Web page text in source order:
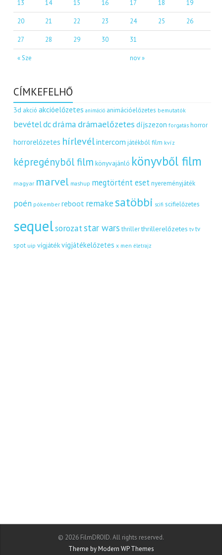
« Sze nov »
13 14 15 16 17 18 19
20 21 22 23 24 25 26
27 28 29 30 31
CÍMKEFELHŐ
3d akció akcióelőzetes animáció animációelőzetes bemutatók
bevételdcdráma drámaelőzetes díjszezon forgatás horror
horrorelőzetes hírlevélintercom játékból film kvíz
képregényből film könyvajánló könyvből film
magyar marvel mashup megtörtént eset nyereményjáték
poén pókember reboot remakesatöbbi scifi scifielőzetes
sequelsorozatstar wars thriller thrillerelőzetes tv tv
spot uip vígjátékvígjátékelőzetes x men életrajz
© 2026 FilmDROID. All rights reserved.
Theme by Modern WP Themes